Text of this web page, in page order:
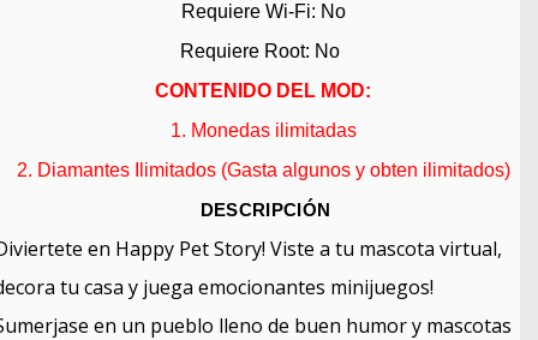
Requiere Wi-Fi: No
Requiere Root: No
CONTENIDO DEL MOD:
1. Monedas ilimitadas
2. Diamantes Ilimitados (Gasta algunos y obten ilimitados)
DESCRIPCIÓN
en Happy Pet Story! Viste a tu mascota virtual,
tu casa y juega emocionantes minijuegos!
en un pueblo lleno de buen humor y mascotas